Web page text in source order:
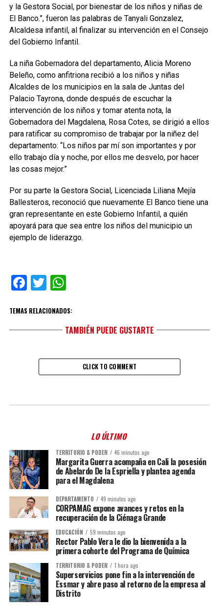
y la Gestora Social, por bienestar de los niños y niñas de
El Banco.”, fueron las palabras de Tanyali Gonzalez,
Alcaldesa infantil, al finalizar su intervención en el Consejo
del Gobierno Infantil.
La niña Gobernadora del departamento, Alicia Moreno
Beleño, como anfitriona recibió a los niños y niñas
Alcaldes de los municipios en la sala de Juntas del
Palacio Tayrona, donde después de escuchar la
intervención de los niños y tomar atenta nota, la
Gobernadora del Magdalena, Rosa Cotes, se dirigió a ellos
para ratificar su compromiso de trabajar por la niñez del
departamento: “Los niños par mí son importantes y por
ello trabajo día y noche, por ellos me desvelo, por hacer
las cosas mejor.”
Por su parte la Gestora Social, Licenciada Liliana Mejía
Ballesteros, reconoció que nuevamente El Banco tiene una
gran representante en este Gobierno Infantil, a quién
apoyará para que sea entre los niños del municipio un
ejemplo de liderazgo.
Facebook
TwitterWhatsApp
TEMAS RELACIONADOS:
TAMBIÉN PUEDE GUSTARTE
CLICK TO COMMENT
LO ÚLTIMO
TERRITORIO & PODER 46 minutos ago
Margarita Guerra acompaña en Cali la posesión
de Abelardo De la Espriella y plantea agenda
para el Magdalena
DEPARTAMENTO 49 minutos ago
CORPAMAG expone avances y retos en la
recuperación de la Ciénaga Grande
EDUCACIÓN 59 minutos ago
Rector Pablo Vera le dio la bienvenida a la
primera cohorte del Programa de Química
TERRITORIO & PODER 1 hora ago
Superservicios pone fin a la intervención de
Essmar y abre paso al retorno de la empresa al
Distrito